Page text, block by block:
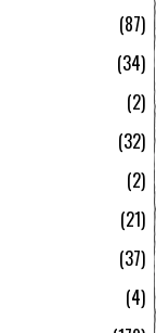
87
34
2
32
2
21
37
4